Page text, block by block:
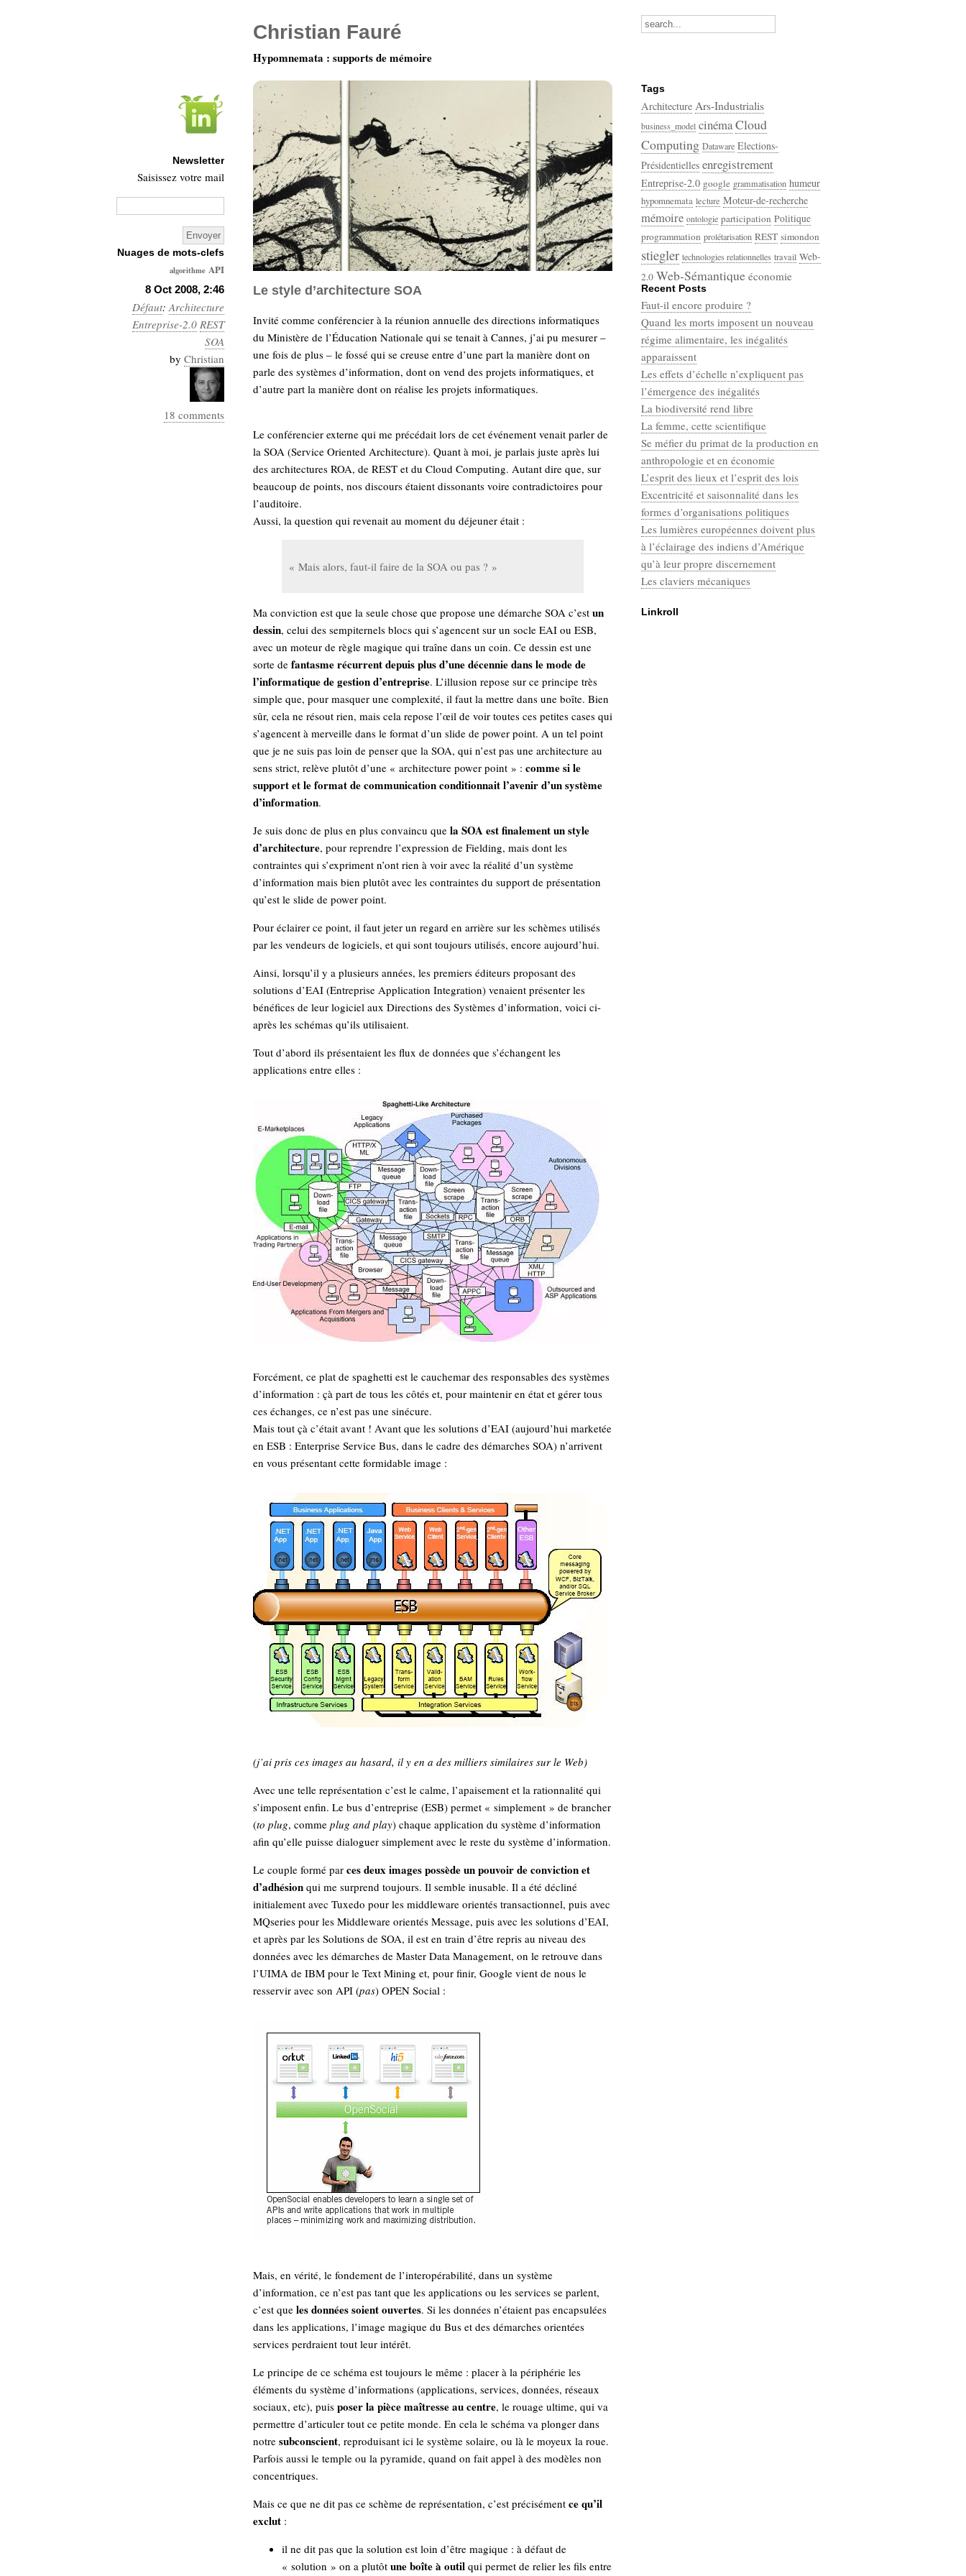
8 Oct 2008, 2:46
Défaut:Architecture
Entreprise-2.0 REST
SOA
by Christian
18 comments
Le style d’architecture SOA
Invité comme conférencier à la réunion annuelle des directions informatiques
du Ministère de l’Éducation Nationale qui se tenait à Cannes, j’ai pu mesurer –
une fois de plus – le fossé qui se creuse entre d’une part la manière dont on
parle des systèmes d’information, dont on vend des projets informatiques, et
d’autre part la manière dont on réalise les projets informatiques.
Le conférencier externe qui me précédait lors de cet événement venait parler de
la SOA (Service Oriented Architecture). Quant à moi, je parlais juste après lui
des architectures ROA, de REST et du Cloud Computing. Autant dire que, sur
beaucoup de points, nos discours étaient dissonants voire contradictoires pour
l’auditoire.
Aussi, la question qui revenait au moment du déjeuner était :
« Mais alors, faut-il faire de la SOA ou pas ? »
Ma conviction est que la seule chose que propose une démarche SOA c’est un
dessin, celui des sempiternels blocs qui s’agencent sur un socle EAI ou ESB,
avec un moteur de règle magique qui traîne dans un coin. Ce dessin est une
sorte de fantasme récurrent depuis plus d’une décennie dans le mode de
l’informatique de gestion d’entreprise. L’illusion repose sur ce principe très
simple que, pour masquer une complexité, il faut la mettre dans une boîte. Bien
sûr, cela ne résout rien, mais cela repose l’œil de voir toutes ces petites cases qui
s’agencent à merveille dans le format d’un slide de power point. A un tel point
que je ne suis pas loin de penser que la SOA, qui n’est pas une architecture au
sens strict, relève plutôt d’une « architecture power point » : comme si le
support et le format de communication conditionnait l’avenir d’un système
d’information.
Je suis donc de plus en plus convaincu que la SOA est finalement un style
d’architecture, pour reprendre l’expression de Fielding, mais dont les
contraintes qui s’expriment n’ont rien à voir avec la réalité d’un système
d’information mais bien plutôt avec les contraintes du support de présentation
qu’est le slide de power point.
Pour éclairer ce point, il faut jeter un regard en arrière sur les schèmes utilisés
par les vendeurs de logiciels, et qui sont toujours utilisés, encore aujourd’hui.
Ainsi, lorsqu’il y a plusieurs années, les premiers éditeurs proposant des
solutions d’EAI (Entreprise Application Integration) venaient présenter les
bénéfices de leur logiciel aux Directions des Systèmes d’information, voici ci-
après les schémas qu’ils utilisaient.
Tout d’abord ils présentaient les flux de données que s’échangent les
applications entre elles :
Forcément, ce plat de spaghetti est le cauchemar des responsables des systèmes
d’information : çà part de tous les côtés et, pour maintenir en état et gérer tous
ces échanges, ce n’est pas une sinécure.
Mais tout çà c’était avant ! Avant que les solutions d’EAI (aujourd’hui marketée
en ESB : Enterprise Service Bus, dans le cadre des démarches SOA) n’arrivent
en vous présentant cette formidable image :
(j’ai pris ces images au hasard, il y en a des milliers similaires sur le Web)
Avec une telle représentation c’est le calme, l’apaisement et la rationnalité qui
s’imposent enfin. Le bus d’entreprise (ESB) permet « simplement » de brancher
(to plug, comme plug and play) chaque application du système d’information
afin qu’elle puisse dialoguer simplement avec le reste du système d’information.
Le couple formé par ces deux images possède un pouvoir de conviction et
d’adhésion qui me surprend toujours. Il semble inusable. Il a été décliné
initialement avec Tuxedo pour les middleware orientés transactionnel, puis avec
MQseries pour les Middleware orientés Message, puis avec les solutions d’EAI,
et après par les Solutions de SOA, il est en train d’être repris au niveau des
données avec les démarches de Master Data Management, on le retrouve dans
l’UIMA de IBM pour le Text Mining et, pour finir, Google vient de nous le
resservir avec son API (pas) OPEN Social :
Mais, en vérité, le fondement de l’interopérabilité, dans un système
d’information, ce n’est pas tant que les applications ou les services se parlent,
c’est que les données soient ouvertes. Si les données n’étaient pas encapsulées
dans les applications, l’image magique du Bus et des démarches orientées
services perdraient tout leur intérêt.
Le principe de ce schéma est toujours le même : placer à la périphérie les
éléments du système d’informations (applications, services, données, réseaux
sociaux, etc), puis poser la pièce maîtresse au centre, le rouage ultime, qui va
permettre d’articuler tout ce petite monde. En cela le schéma va plonger dans
notre subconscient, reproduisant ici le système solaire, ou là le moyeux la roue.
Parfois aussi le temple ou la pyramide, quand on fait appel à des modèles non
concentriques.
Mais ce que ne dit pas ce schème de représentation, c’est précisément ce qu’il
exclut :
il ne dit pas que la solution est loin d’être magique : à défaut de
« solution » on a plutôt une boîte à outil qui permet de relier les fils entre
Recent Posts
Faut-il encore produire ?
Quand les morts imposent un nouveau
régime alimentaire, les inégalités
apparaissent
Les effets d’échelle n’expliquent pas
l’émergence des inégalités
La biodiversité rend libre
La femme, cette scientifique
Se méfier du primat de la production en
anthropologie et en économie
L’esprit des lieux et l’esprit des lois
Excentricité et saisonnalité dans les
formes d’organisations politiques
Les lumières européennes doivent plus
à l’éclairage des indiens d’Amérique
qu’à leur propre discernement
Les claviers mécaniques
Linkroll
Christian Fauré
Hypomnemata : supports de mémoire
Newsletter
Saisissez votre mail
Nuages de mots-clefs
algorithme API
Architecture
Ars-
Industrialis
business_model
cinéma
Cloud
Tags
Architecture Ars-Industrialis
business_model cinémaCloud
Computing Dataware Elections-
Présidentielles enregistrement
Entreprise-2.0 google grammatisation humeur
hypomnemata lecture Moteur-de-recherche
mémoire ontologie participation Politique
programmation prolétarisation REST simondon
stiegler technologies relationnelles travail Web-
2.0 Web-Sémantique économie
écriture
Categories
Défaut